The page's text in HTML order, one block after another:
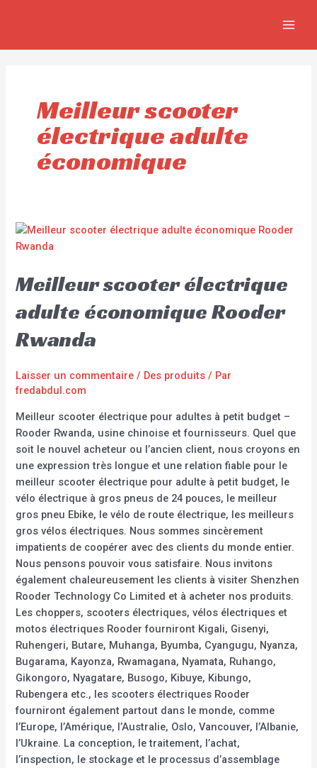
Meilleur scooter
électrique adulte
économique
Meilleur scooter électrique
adulte économique Rooder
Rwanda
Laisser un commentaire / Des produits / Par
fredabdul.com
Meilleur scooter électrique pour adultes à petit budget –
Rooder Rwanda, usine chinoise et fournisseurs. Quel que
soit le nouvel acheteur ou l’ancien client, nous croyons en
une expression très longue et une relation fiable pour le
meilleur scooter électrique pour adulte à petit budget, le
vélo électrique à gros pneus de 24 pouces, le meilleur
gros pneu Ebike, le vélo de route électrique, les meilleurs
gros vélos électriques. Nous sommes sincèrement
impatients de coopérer avec des clients du monde entier.
Nous pensons pouvoir vous satisfaire. Nous invitons
également chaleureusement les clients à visiter Shenzhen
Rooder Technology Co Limited et à acheter nos produits.
Les choppers, scooters électriques, vélos électriques et
motos électriques Rooder fourniront Kigali, Gisenyi,
Ruhengeri, Butare, Muhanga, Byumba, Cyangugu, Nyanza,
Bugarama, Kayonza, Rwamagana, Nyamata, Ruhango,
Gikongoro, Nyagatare, Busogo, Kibuye, Kibungo,
Rubengera etc., les scooters électriques Rooder
fourniront également partout dans le monde, comme
l’Europe, l’Amérique, l’Australie, Oslo, Vancouver, l’Albanie,
l’Ukraine. La conception, le traitement, l’achat,
l’inspection, le stockage et le processus d’assemblage